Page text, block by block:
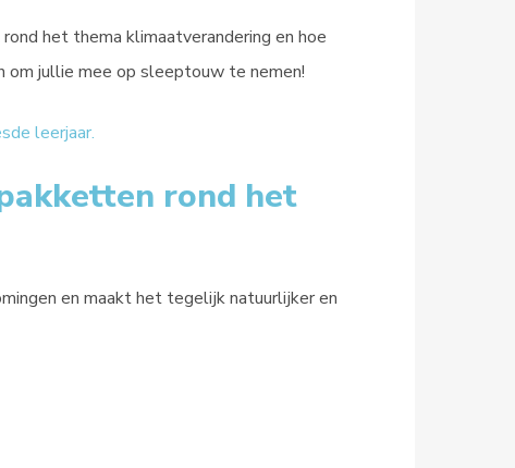
het thema klimaatverandering en hoe
om jullie mee op sleeptouw te nemen!
leerjaar.
rond het
en maakt het tegelijk natuurlijker en